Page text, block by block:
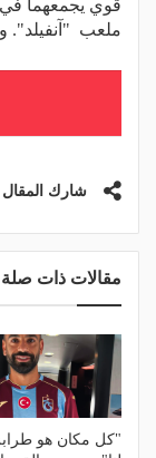
قوي يجمعهما في
ملعب "آنفيلد".
شارك المقال
مقالات ذات صلة
"كل مكان هو